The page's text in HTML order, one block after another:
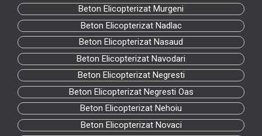
Beton Elicopterizat Murgeni
Beton Elicopterizat Nadlac
Beton Elicopterizat Nasaud
Beton Elicopterizat Navodari
Beton Elicopterizat Negresti
Beton Elicopterizat Negresti Oas
Beton Elicopterizat Nehoiu
Beton Elicopterizat Novaci